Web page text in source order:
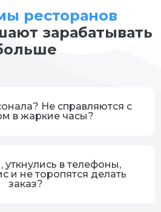
ресторанов
зарабатывать
Не справляются с
в жаркие часы?
уткнулись в телефоны,
и не торопятся делать
заказ?